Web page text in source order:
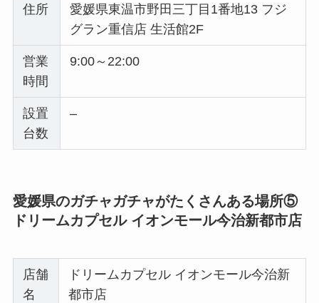
住所
愛媛県東温市野田三丁目1番地13 フジ
グラン重信店 生活館2F
営業
時間
9:00～22:00
設置
台数
–
愛媛県のガチャガチャがたくさんある場所⑤
ドリームカプセル イオンモール今治新都市店
店舗
名
ドリームカプセル イオンモール今治新
都市店